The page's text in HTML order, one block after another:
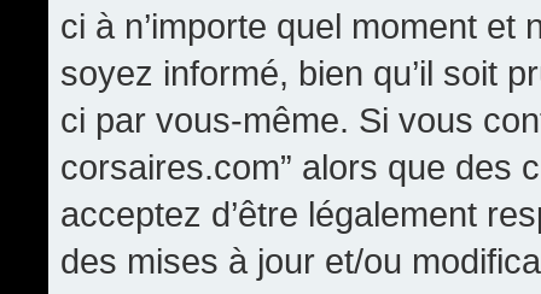
ci à n’importe quel moment
soyez informé, bien qu’il soit
ci par vous-même. Si vous
corsaires.com” alors que des
acceptez d’être légalement
des mises à jour et/ou